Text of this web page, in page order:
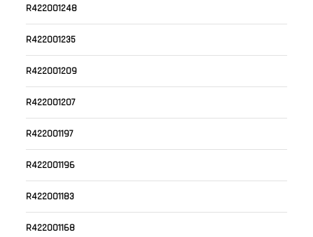
R422001248
R422001235
R422001209
R422001207
R422001197
R422001196
R422001183
R422001168